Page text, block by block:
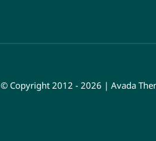
© Copyright 2012 - 2026 | Avada